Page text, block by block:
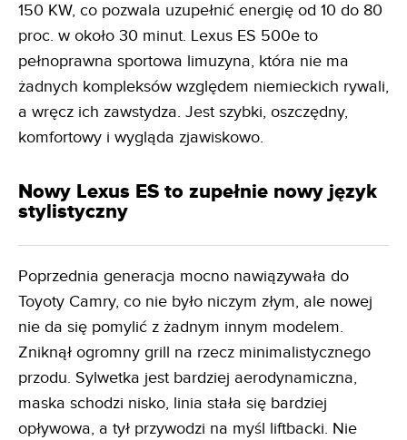
150 KW, co pozwala uzupełnić energię od 10 do 80
proc. w około 30 minut. Lexus ES 500e to
pełnoprawna sportowa limuzyna, która nie ma
żadnych kompleksów względem niemieckich rywali,
a wręcz ich zawstydza. Jest szybki, oszczędny,
komfortowy i wygląda zjawiskowo.
Nowy Lexus ES to zupełnie nowy język
stylistyczny
Poprzednia generacja mocno nawiązywała do
Toyoty Camry, co nie było niczym złym, ale nowej
nie da się pomylić z żadnym innym modelem.
Zniknął ogromny grill na rzecz minimalistycznego
przodu. Sylwetka jest bardziej aerodynamiczna,
maska schodzi nisko, linia stała się bardziej
opływowa, a tył przywodzi na myśl liftbacki. Nie